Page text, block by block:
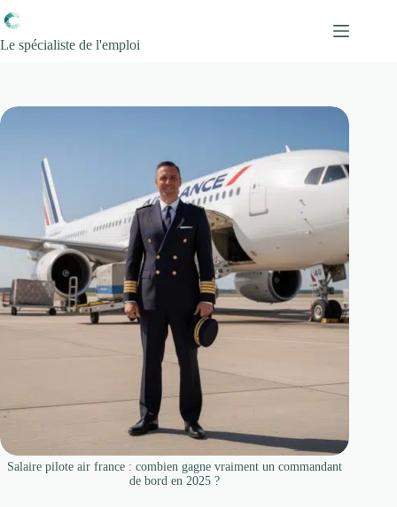
au
contenu
Le spécialiste de l'emploi
Salaire pilote air france : combien gagne vraiment un commandant
de bord en 2025 ?